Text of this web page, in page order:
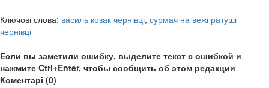
Ключові слова: василь козак чернівці, сурмач на вежі ратуші
чернівці
Если вы заметили ошибку, выделите текст с ошибкой и
нажмите Ctrl+Enter, чтобы сообщить об этом редакции
Коментарі (0)